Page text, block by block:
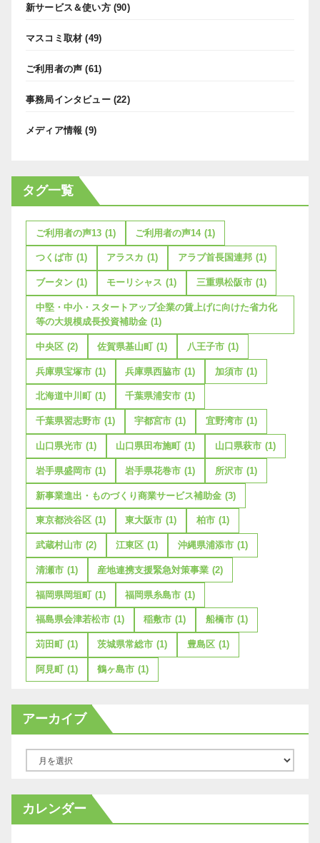
新サービス＆使い方(90)
マスコミ取材 (49)
ご利用者の声 (61)
事務局インタビュー(22)
メディア情報 (9)
タグ一覧
ご利用者の声13 (1) ご利用者の声14 (1)
つくば市 (1) アラスカ (1) アラブ首長国連邦 (1)
ブータン (1) モーリシャス (1) 三重県松阪市 (1)
中堅・中小・スタートアップ企業の賃上げに向けた省力化
等の大規模成長投資補助金 (1)
中央区 (2) 佐賀県基山町 (1) 八王子市 (1)
兵庫県宝塚市 (1) 兵庫県西脇市 (1) 加須市 (1)
北海道中川町 (1) 千葉県浦安市 (1)
千葉県習志野市 (1) 宇都宮市 (1) 宜野湾市 (1)
山口県光市 (1) 山口県田布施町 (1) 山口県萩市 (1)
岩手県盛岡市 (1) 岩手県花巻市 (1) 所沢市 (1)
新事業進出・ものづくり商業サービス補助金 (3)
東京都渋谷区 (1) 東大阪市 (1) 柏市 (1)
武蔵村山市 (2) 江東区 (1) 沖縄県浦添市 (1)
清瀬市 (1) 産地連携支援緊急対策事業 (2)
福岡県岡垣町 (1) 福岡県糸島市 (1)
福島県会津若松市 (1) 稲敷市 (1) 船橋市 (1)
苅田町 (1) 茨城県常総市 (1) 豊島区 (1)
阿見町 (1) 鶴ヶ島市 (1)
アーカイブ
カ
イ
カレンダー